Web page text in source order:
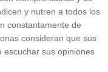
y nutren a todos los
constantamente de
consideran que sus
escuchar sus opiniones